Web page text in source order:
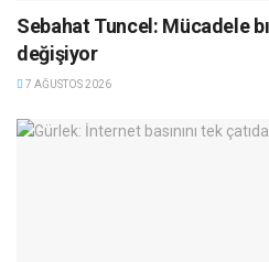
Sebahat Tuncel: Mücadele
değişiyor
7 AĞUSTOS 2026